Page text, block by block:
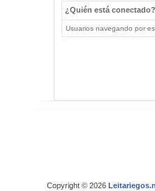
¿Quién está conectado?
Usuarios navegando por
Copyright © 2026